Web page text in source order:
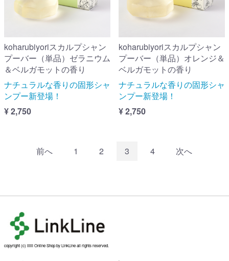
koharubiyoriスカルプシャン
プーバー（単品）ゼラニウム
＆ベルガモットの香り
ナチュラルな香りの固形シャ
ンプー新登場！
¥ 2,750
koharubiyoriスカルプシャン
プーバー（単品）オレンジ＆
ベルガモットの香り
ナチュラルな香りの固形シャ
ンプー新登場！
¥ 2,750
前へ 1 2 3 4 次へ
copyright (c) liilii Online Shop by LinkLine all rights reserved.